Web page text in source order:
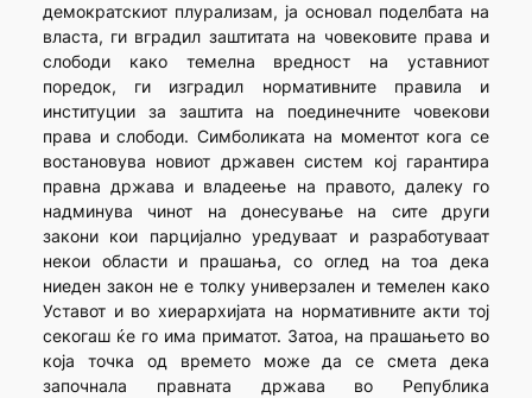
демократскиот плурализам, ја основал поделбата на
власта, ги вградил заштитата на човековите права и
слободи како темелна вредност на уставниот
поредок, ги изградил нормативните правила и
институции за заштита на поединечните човекови
права и слободи. Симболиката на моментот кога се
востановува новиот државен систем кој гарантира
правна држава и владеење на правото, далеку го
надминува чинот на донесување на сите други
закони кои парцијално уредуваат и разработуваат
некои области и прашања, со оглед на тоа дека
ниеден закон не е толку универзален и темелен како
Уставот и во хиерархијата на нормативните акти тој
секогаш ќе го има приматот. Затоа, на прашањето во
која точка од времето може да се смета дека
започнала правната држава во Република